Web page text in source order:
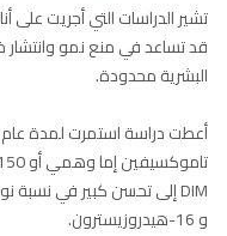
قد تساعد في منع نمو وانتشار
البشرية محدودة.
و 16-هيدروزيسترون.